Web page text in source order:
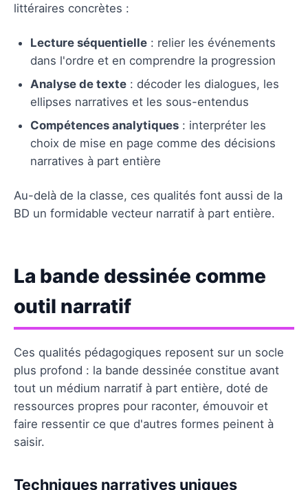
littéraires concrètes :
Lecture séquentielle : relier les événements
dans l'ordre et en comprendre la progression
Analyse de texte : décoder les dialogues, les
ellipses narratives et les sous-entendus
Compétences analytiques : interpréter les
choix de mise en page comme des décisions
narratives à part entière
Au-delà de la classe, ces qualités font aussi de la
BD un formidable vecteur narratif à part entière.
La bande dessinée comme
outil narratif
Ces qualités pédagogiques reposent sur un socle
plus profond : la bande dessinée constitue avant
tout un médium narratif à part entière, doté de
ressources propres pour raconter, émouvoir et
faire ressentir ce que d'autres formes peinent à
saisir.
Techniques narratives uniques